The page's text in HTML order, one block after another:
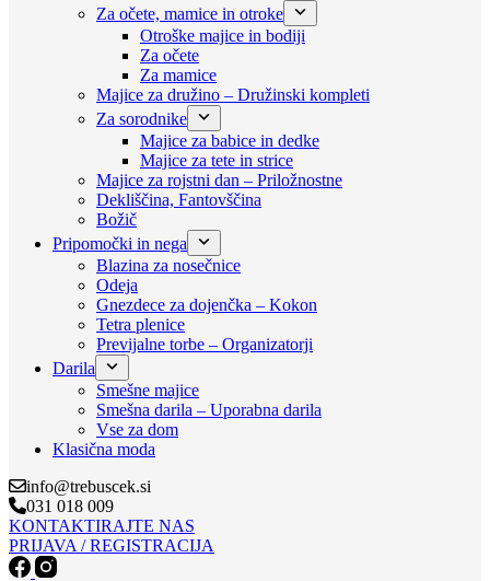
Za očete, mamice in otroke
Otroške majice in bodiji
Za očete
Za mamice
Majice za družino – Družinski kompleti
Za sorodnike
Majice za babice in dedke
Majice za tete in strice
Majice za rojstni dan – Priložnostne
Dekliščina, Fantovščina
Božič
Pripomočki in nega
Blazina za nosečnice
Odeja
Gnezdece za dojenčka – Kokon
Tetra plenice
Previjalne torbe – Organizatorji
Darila
Smešne majice
Smešna darila – Uporabna darila
Vse za dom
Klasična moda
info@trebuscek.si
031 018 009
KONTAKTIRAJTE NAS
PRIJAVA / REGISTRACIJA